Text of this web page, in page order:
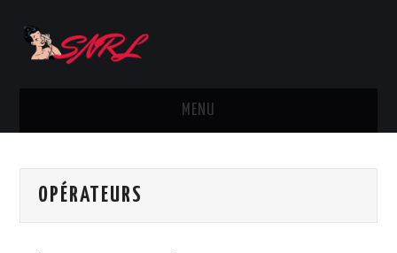
MENU
SMARTPHONES
OPÉRATEURS